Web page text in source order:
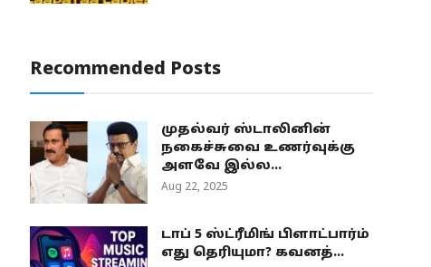
Recommended Posts
முதல்வர் ஸ்டாலினின்
நகைச்சுவை உணர்வுக்கு
அளவே இல்ல...
Aug 22, 2025
டாப் 5 ஸ்ட்ரீமிங் பிளாட்பார்ம்
எது தெரியுமா? கவனத்...